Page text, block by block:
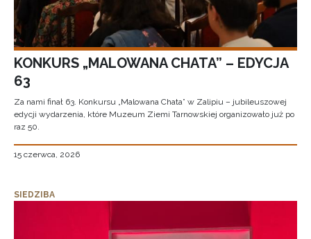
KONKURS „MALOWANA CHATA” – EDYCJA
63
Za nami finał 63. Konkursu „Malowana Chata” w Zalipiu – jubileuszowej
edycji wydarzenia, które Muzeum Ziemi Tarnowskiej organizowało już po
raz 50.
15 czerwca, 2026
SIEDZIBA